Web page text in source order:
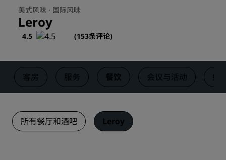
美式风味 · 国际风味
Leroy
4.5 (153条评论)
客房 服务 餐饮 会议与活动 婚
所有餐厅和酒吧 Leroy